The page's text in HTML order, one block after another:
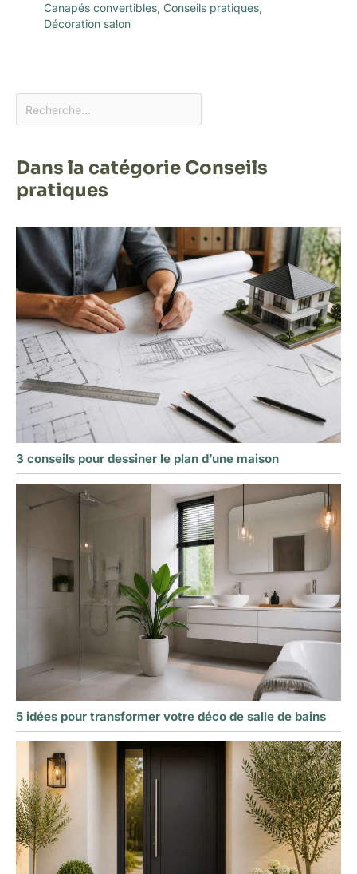
Canapés convertibles, Conseils pratiques,
Décoration salon
Dans la catégorie Conseils
pratiques
3 conseils pour dessiner le plan d’une maison
5 idées pour transformer votre déco de salle de bains